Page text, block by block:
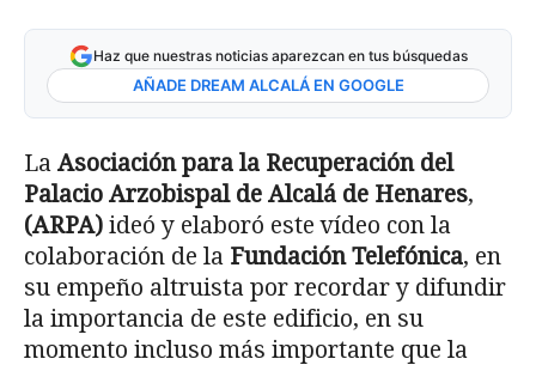
Haz que nuestras noticias aparezcan en tus búsquedas
AÑADE DREAM ALCALÁ EN GOOGLE
La Asociación para la Recuperación del
Palacio Arzobispal de Alcalá de Henares,
(ARPA) ideó y elaboró este vídeo con la
colaboración de la Fundación Telefónica, en
su empeño altruista por recordar y difundir
la importancia de este edificio, en su
momento incluso más importante que la